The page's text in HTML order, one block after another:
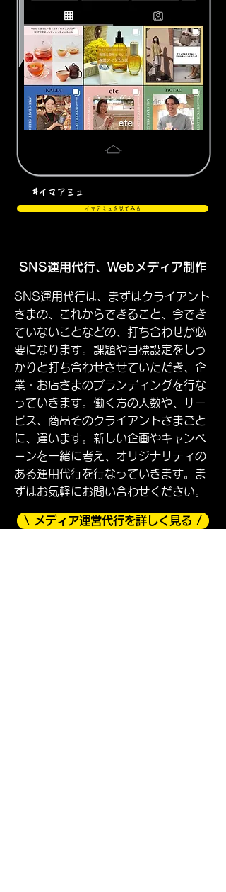
#イマアミュ​
イマアミュを見てみる
SNS運用代行、Webメディア制作
SNS運用代行は、まずはクライアント
さまの、これからできること、今でき
ていないことなどの、打ち合わせが必
要になります。課題や目標設定をしっ
かりと打ち合わせさせていただき、企
業・お店さまのブランディングを行な
っていきます。働く方の人数や、サー
ビス、商品そのクライアントさまごと
に、違います。新しい企画やキャンペ
ーンを一緒に考え、オリジナリティの
ある運用代行を行なっていきます。ま
ずはお気軽にお問い合わせください。
\ メディア運営代行を詳しく見る /